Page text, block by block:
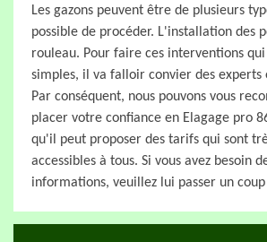
Les gazons peuvent être de plusieurs
possible de procéder. L'installation des
rouleau. Pour faire ces interventions qui
simples, il va falloir convier des experts
Par conséquent, nous pouvons vous
placer votre confiance en Elagage pro
qu'il peut proposer des tarifs qui sont
accessibles à tous. Si vous avez besoin
informations, veuillez lui passer un